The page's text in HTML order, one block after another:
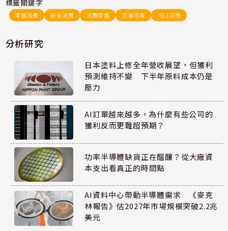
標籤關鍵字
零售消費 民生消費 消費零售 百事可樂 可口可樂
分析研究
日本塗料上修全年營收展望，但獲利
預測維持不變 下半年原料成本仍是
壓力
AI訂單越來越多，為什麼有些公司的
獲利反而更難超預期？
功率半導體缺貨正在醞釀？從大廠資
本支出看真正的時間點
AI資料中心帶動半導體需求 《麥克
林報告》估2027年市場規模突破2.2兆
美元